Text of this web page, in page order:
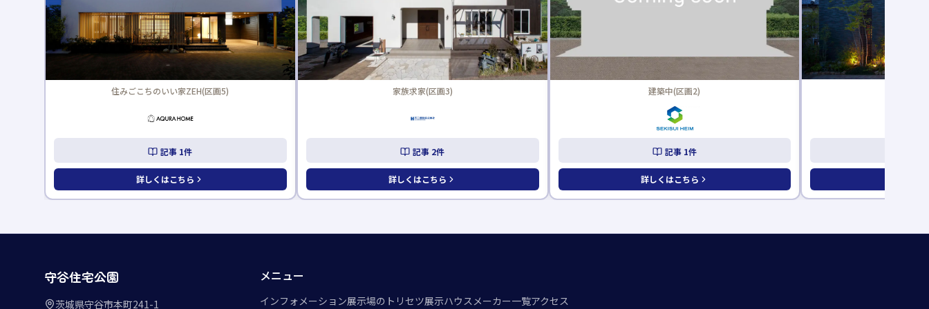
住みごこちのいい家ZEH(区画5)
1件
詳しくはこちら
家族求家(区画3)
2件
詳しくはこちら
建築中(区画2)
1件
詳しくはこちら
守谷住宅公園
茨城県守谷市本町241-1
メニュー
インフォメーション展示場のトリセツ展示ハウスメーカー一覧アクセス